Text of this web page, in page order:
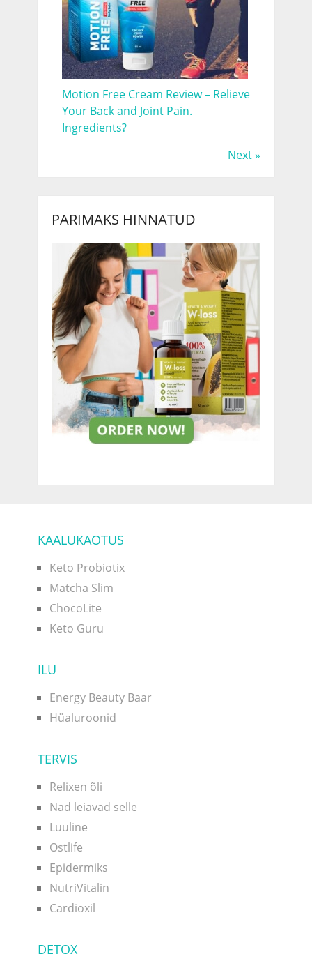
Motion Free Cream Review – Relieve
Your Back and Joint Pain.
Ingredients?
Next »
PARIMAKS HINNATUD
KAALUKAOTUS
Keto Probiotix
Matcha Slim
ChocoLite
Keto Guru
ILU
Energy Beauty Baar
Hüaluroonid
TERVIS
Relixen õli
Nad leiavad selle
Luuline
Ostlife
Epidermiks
NutriVitalin
Cardioxil
DETOX